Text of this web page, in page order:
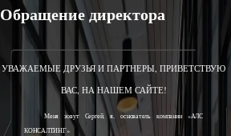
Обращение директора
УВАЖАЕМЫЕ ДРУЗЬЯ И ПАРТНЕРЫ, ПРИВЕТСТВУЮ
ВАС, НА НАШЕМ САЙТЕ!
Меня зовут Сергей, я, основатель компании «АЛС
КОНСАЛТИНГ».